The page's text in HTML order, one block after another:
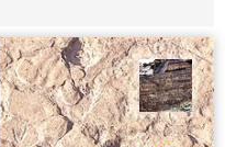
محمد ناصری فرد